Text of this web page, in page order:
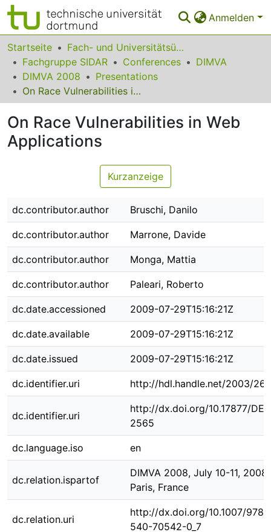
Anmelden
Bereiche & Sammlungen
Das gesamte Repositorium
Statistiken
FAQ
Leitlinien
Zurück zur Startseite
Startseite
Fach- und Universitätsübergreifendes
Fachgruppe SIDAR
Conferences
DIMVA
DIMVA 2008
Presentations
On Race Vulnerabilities in Web Applications
On Race Vulnerabilities in Web
Applications
Kurzanzeige
dc.contributor.author Bruschi, Danilo
dc.contributor.author Marrone, Davide
dc.contributor.author Monga, Mattia
dc.contributor.author Paleari, Roberto
dc.date.accessioned 2009-07-29T15:16:21Z
dc.date.available 2009-07-29T15:16:21Z
dc.date.issued 2009-07-29T15:16:21Z
dc.identifier.uri http://hdl.handle.net/2003/
dc.identifier.uri
http://dx.doi.org/10.17877/
2565
dc.language.iso en
dc.relation.ispartof
DIMVA 2008, July 10-11, 2008,
Paris, France
dc.relation.uri
http://dx.doi.org/10.1007/978-
540-70542-0_7